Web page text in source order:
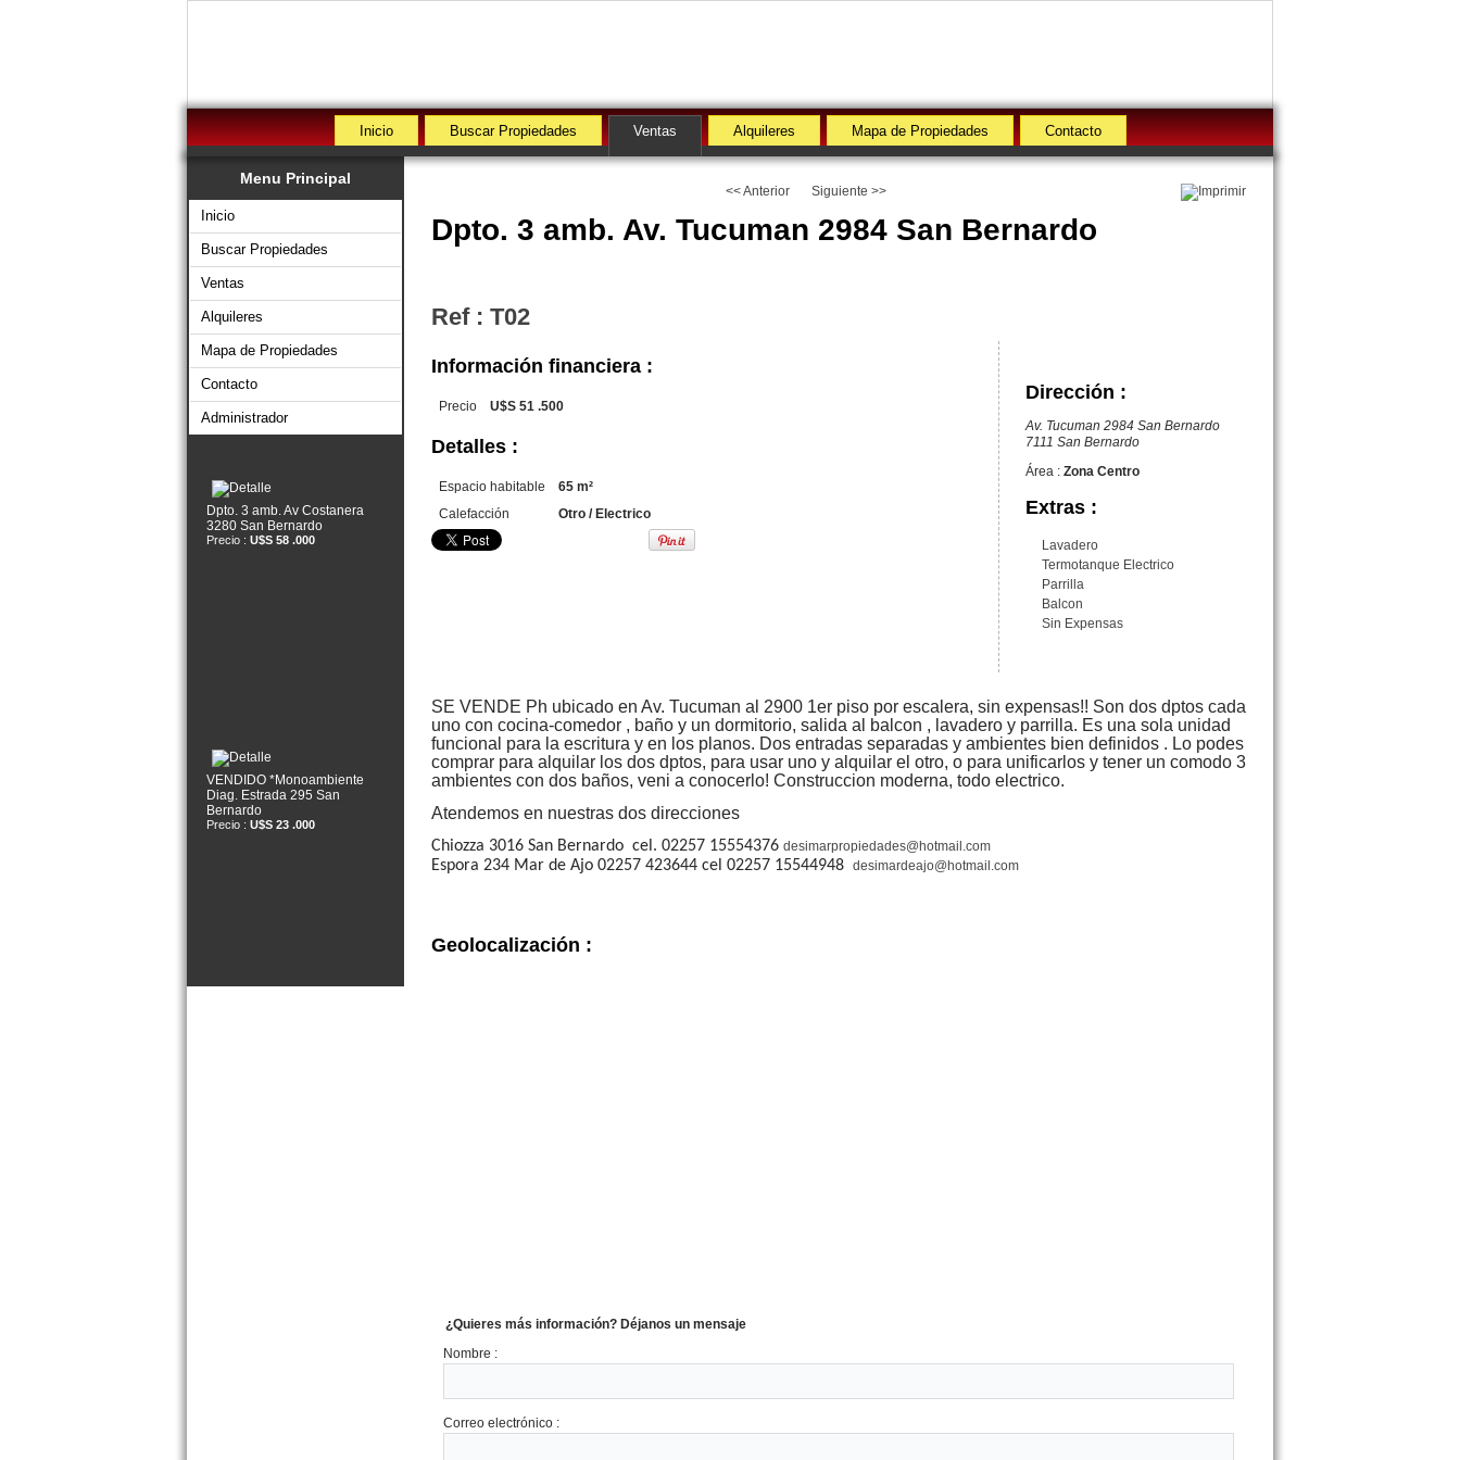
Inicio Buscar Propiedades Ventas Alquileres Mapa de Propiedades Contacto
Menu Principal
Inicio
Buscar Propiedades
Ventas
Alquileres
Mapa de Propiedades
Contacto
Administrador
Dpto. 3 amb. Av Costanera
3280 San Bernardo
Precio : U$S 58 .000
VENDIDO *Monoambiente
Diag. Estrada 295 San
Bernardo
Precio : U$S 23 .000
<< Anterior Siguiente >>
Dpto. 3 amb. Av. Tucuman 2984 San Bernardo
Ref : T02
Dirección :
Av. Tucuman 2984 San Bernardo
7111 San Bernardo
Área : Zona Centro
Extras :
Lavadero
Termotanque Electrico
Parrilla
Balcon
Sin Expensas
Información financiera :
Precio U$S 51 .500
Detalles :
Espacio habitable
65 m²
Calefacción
Otro / Electrico
SE VENDE Ph ubicado en Av. Tucuman al 2900 1er piso por escalera, sin expensas!! Son dos dptos cada
uno con cocina-comedor , baño y un dormitorio, salida al balcon , lavadero y parrilla. Es una sola unidad
funcional para la escritura y en los planos. Dos entradas separadas y ambientes bien definidos . Lo podes
comprar para alquilar los dos dptos, para usar uno y alquilar el otro, o para unificarlos y tener un comodo 3
ambientes con dos baños, veni a conocerlo! Construccion moderna, todo electrico.
Atendemos en nuestras dos direcciones
Chiozza 3016 San Bernardo cel. 02257 15554376 desimarpropiedades@hotmail.com
Espora 234 Mar de Ajo 02257 423644 cel 02257 15544948 desimardeajo@hotmail.com
Geolocalización :
¿Quieres más información? Déjanos un mensaje
Nombre :
Correo electrónico :